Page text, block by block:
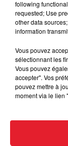
FOLA &
following
requested; Use
other data
information
Vous pouvez
sélectionnant les
Vous pouvez
accepter". Vos
pouvez mettre à
moment via le lien